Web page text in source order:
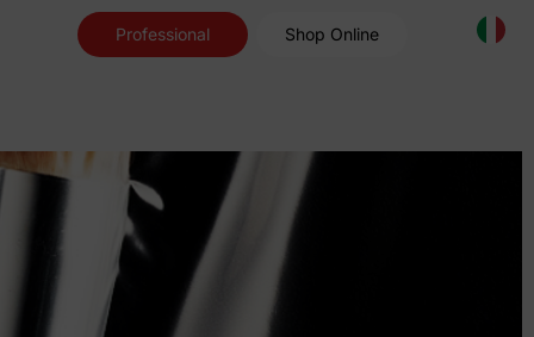
Professional Shop Online